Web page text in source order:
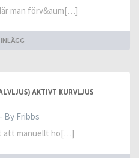
man förv&aum[…]
AKTIVT KURVLJUS
By Fribbs
att manuellt hö[…]